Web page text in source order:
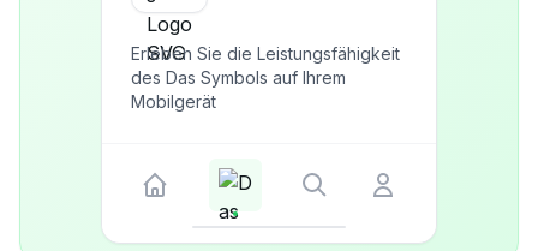
Erleben Sie die Leistungsfähigkeit
des Das Symbols auf Ihrem
Mobilgerät